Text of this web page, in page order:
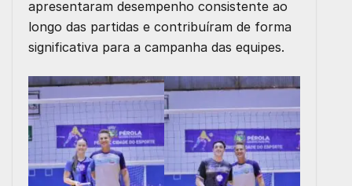
apresentaram desempenho consistente ao
longo das partidas e contribuíram de forma
significativa para a campanha das equipes.